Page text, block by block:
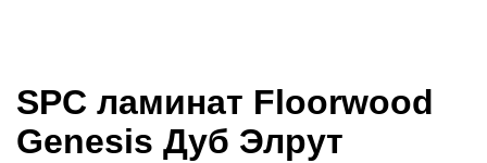
SPC ламинат Floorwood
Genesis Дуб Элрут